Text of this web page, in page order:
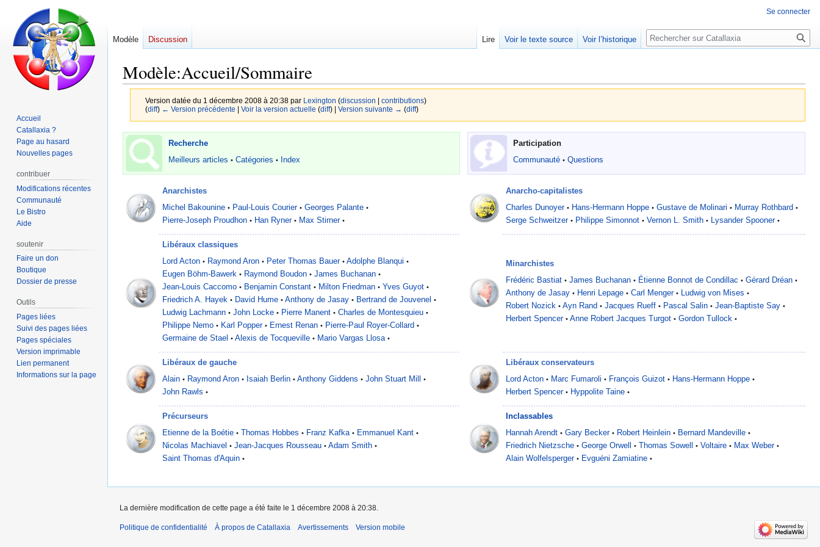
Modèle:Accueil/Sommaire
Version datée du 1 décembre 2008 à 20:38 par Lexington (discussion contributions)
(diff) ← Version précédente Voir la version actuelle (diff) | Version suivante → (diff)
Aller
Aller
Recherche
Meilleurs articles • Catégories • Index
Participation
Communauté • Questions
Anarchistes
Michel Bakounine • Paul-Louis Courier • Georges Palante •
Pierre-Joseph Proudhon • Han Ryner • Max Stirner •
Anarcho-capitalistes
Charles Dunoyer • Hans-Hermann Hoppe • Gustave de Molinari • Murray Rothbard •
Serge Schweitzer • Philippe Simonnot • Vernon L. Smith • Lysander Spooner •
Libéraux classiques
Lord Acton • Raymond Aron • Peter Thomas Bauer • Adolphe Blanqui •
Eugen Böhm-Bawerk • Raymond Boudon • James Buchanan •
Jean-Louis Caccomo • Benjamin Constant • Milton Friedman • Yves Guyot •
Friedrich A. Hayek • David Hume • Anthony de Jasay • Bertrand de Jouvenel •
Ludwig Lachmann • John Locke • Pierre Manent • Charles de Montesquieu •
Philippe Nemo • Karl Popper • Ernest Renan • Pierre-Paul Royer-Collard •
Germaine de Stael • Alexis de Tocqueville • Mario Vargas Llosa •
Minarchistes
Frédéric Bastiat • James Buchanan • Étienne Bonnot de Condillac • Gérard Dréan •
Anthony de Jasay • Henri Lepage • Carl Menger • Ludwig von Mises •
Robert Nozick • Ayn Rand • Jacques Rueff • Pascal Salin • Jean-Baptiste Say •
Herbert Spencer • Anne Robert Jacques Turgot • Gordon Tullock •
Libéraux de gauche
Alain • Raymond Aron • Isaiah Berlin • Anthony Giddens • John Stuart Mill •
John Rawls •
Libéraux conservateurs
Lord Acton • Marc Fumaroli • François Guizot • Hans-Hermann Hoppe •
Herbert Spencer • Hyppolite Taine •
Précurseurs
Etienne de la Boétie • Thomas Hobbes • Franz Kafka • Emmanuel Kant •
Nicolas Machiavel • Jean-Jacques Rousseau • Adam Smith •
Saint Thomas d'Aquin •
Inclassables
Hannah Arendt • Gary Becker • Robert Heinlein • Bernard Mandeville •
Friedrich Nietzsche • George Orwell • Thomas Sowell • Voltaire • Max Weber •
Alain Wolfelsperger • Evguéni Zamiatine •
Se connecter
Modèle Discussion Lire Voir le texte source Voir l’historique Rechercher
Accueil
Catallaxia ?
Page au hasard
Nouvelles pages
contribuer
Modifications récentes
Communauté
Le Bistro
Aide
soutenir
Faire un don
Boutique
Dossier de presse
Outils
Pages liées
Suivi des pages liées
Pages spéciales
Version imprimable
Lien permanent
Informations sur la page
La dernière modification de cette page a été faite le 1 décembre 2008 à 20:38.
Politique de confidentialité À propos de Catallaxia Avertissements Version mobile